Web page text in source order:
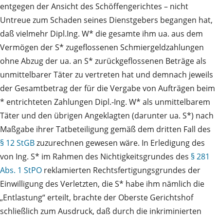
entgegen der Ansicht des Schöffengerichtes – nicht
Untreue zum Schaden seines Dienstgebers begangen hat,
daß vielmehr Dipl.Ing. W* die gesamte ihm ua. aus dem
Vermögen der S* zugeflossenen Schmiergeldzahlungen
ohne Abzug der ua. an S* zurückgeflossenen Beträge als
unmittelbarer Täter zu vertreten hat und demnach jeweils
der Gesamtbetrag der für die Vergabe von Aufträgen beim
* entrichteten Zahlungen Dipl.‑Ing. W* als unmittelbarem
Täter und den übrigen Angeklagten (darunter ua. S*) nach
Maßgabe ihrer Tatbeteiligung gemäß dem dritten Fall des
§ 12 StGBzuzurechnen gewesen wäre. In Erledigung des
von Ing. S* im Rahmen des Nichtigkeitsgrundes des § 281
Abs. 1 StPO reklamierten Rechtsfertigungsgrundes der
Einwilligung des Verletzten, die S* habe ihm nämlich die
„Entlastung“ erteilt, brachte der Oberste Gerichtshof
schließlich zum Ausdruck, daß durch die inkriminierten